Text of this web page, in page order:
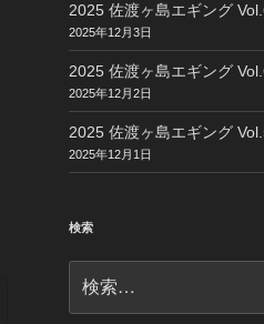
2025 佐渡ヶ島エギング
2025年12月3日
2025 佐渡ヶ島エギング
2025年12月2日
2025 佐渡ヶ島エギング
2025年12月1日
検索
索: